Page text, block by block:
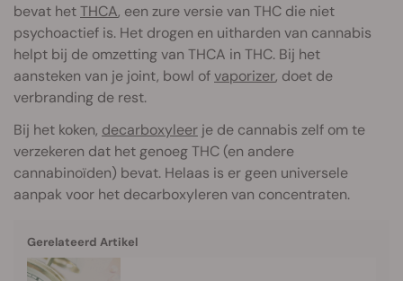
bevat hetTHCA, een zure versie van THC die niet
psychoactief is. Het drogen en uitharden van cannabis
helpt bij de omzetting van THCA in THC. Bij het
aansteken van je joint, bowl ofvaporizer, doet de
verbranding de rest.
Bij het koken, decarboxyleer je de cannabis zelf om te
verzekeren dat het genoeg THC (en andere
cannabinoïden) bevat. Helaas is er geen universele
aanpak voor het decarboxyleren van concentraten.
Gerelateerd Artikel